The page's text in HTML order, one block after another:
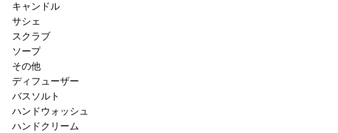
キャンドル
サシェ
スクラブ
ソープ
その他
ディフューザー
バスソルト
ハンドウォッシュ
ハンドクリーム